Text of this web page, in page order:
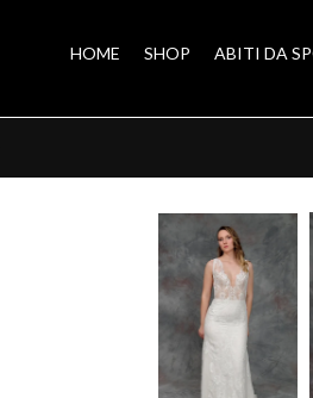
HOME SHOP ABITI DA